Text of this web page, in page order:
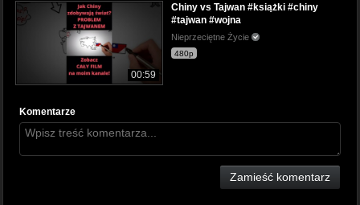
00:59
Chiny vs Tajwan #książki #chiny
#tajwan #wojna
Nieprzeciętne Życie
480p
Komentarze
Zamieść komentarz